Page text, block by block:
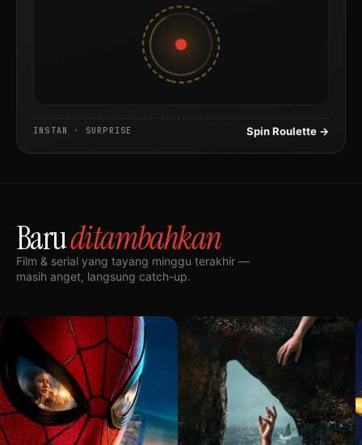
INSTAN · SURPRISE Spin Roulette →
Baruditambahkan
Film & serial yang tayang minggu terakhir —
masih anget, langsung catch-up.